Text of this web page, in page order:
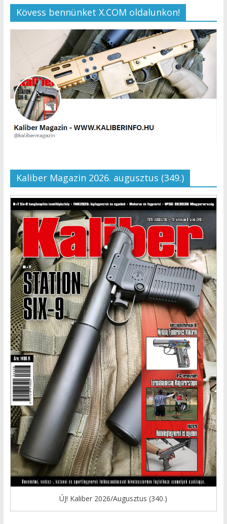
Kövess bennünket X.COM oldalunkon!
Kaliber Magazin 2026. augusztus (349.)
ÚJ! Kaliber 2026/Augusztus (340.)